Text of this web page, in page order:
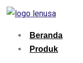
Beranda
Produk